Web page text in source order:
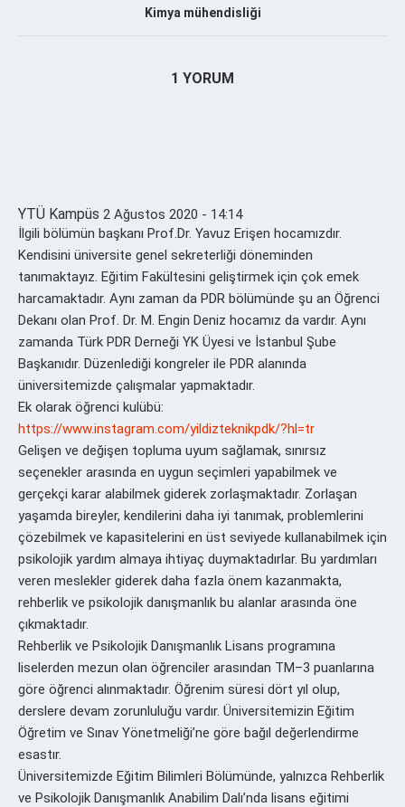
Kimya mühendisliği
1 YORUM
YTÜ Kampüs 2 Ağustos 2020 - 14:14
İlgili bölümün başkanı Prof.Dr. Yavuz Erişen hocamızdır.
Kendisini üniversite genel sekreterliği döneminden
tanımaktayız. Eğitim Fakültesini geliştirmek için çok emek
harcamaktadır. Aynı zaman da PDR bölümünde şu an Öğrenci
Dekanı olan Prof. Dr. M. Engin Deniz hocamız da vardır. Aynı
zamanda Türk PDR Derneği YK Üyesi ve İstanbul Şube
Başkanıdır. Düzenlediği kongreler ile PDR alanında
üniversitemizde çalışmalar yapmaktadır.
Ek olarak öğrenci kulübü:
https://www.instagram.com/yildizteknikpdk/?hl=tr
Gelişen ve değişen topluma uyum sağlamak, sınırsız
seçenekler arasında en uygun seçimleri yapabilmek ve
gerçekçi karar alabilmek giderek zorlaşmaktadır. Zorlaşan
yaşamda bireyler, kendilerini daha iyi tanımak, problemlerini
çözebilmek ve kapasitelerini en üst seviyede kullanabilmek için
psikolojik yardım almaya ihtiyaç duymaktadırlar. Bu yardımları
veren meslekler giderek daha fazla önem kazanmakta,
rehberlik ve psikolojik danışmanlık bu alanlar arasında öne
çıkmaktadır.
Rehberlik ve Psikolojik Danışmanlık Lisans programına
liselerden mezun olan öğrenciler arasından TM–3 puanlarına
göre öğrenci alınmaktadır. Öğrenim süresi dört yıl olup,
derslere devam zorunluluğu vardır. Üniversitemizin Eğitim
Öğretim ve Sınav Yönetmeliği’ne göre bağıl değerlendirme
esastır.
Üniversitemizde Eğitim Bilimleri Bölümünde, yalnızca Rehberlik
ve Psikolojik Danışmanlık Anabilim Dalı’nda lisans eğitimi